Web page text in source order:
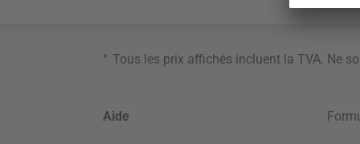
* Tous les prix affichés incluent la TVA. Ne
Aide